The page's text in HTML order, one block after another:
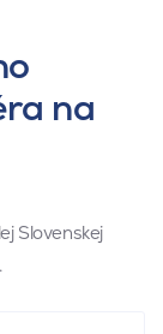
na
Slovenskej